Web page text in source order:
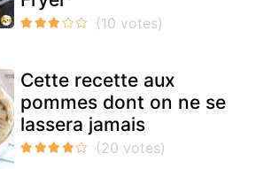
Cette recette aux
pommes dont on ne se
lassera jamais